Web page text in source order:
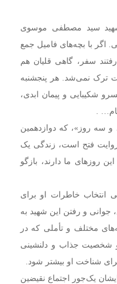
سید مصطفی موسوی
اگر با بچه­‌های فامیل جمع
سفر، گاهی قلیان هم
ترک نمی‌شد. هر پنج­شنبه
شکیبایی و پیمان ابدی،
.
سه روز»، که دوازدهمین
فتح است، زندگی یک
روزهای ما دارند، بازگو
انتخاب خاطرات او برای
جوانی و رفتن این شهید به
مختلف و تأملی که در
شخصیت جذاب و دلنشینی
شناخت او بیشتر شود.
یک‌جور اجتماع نقیضین